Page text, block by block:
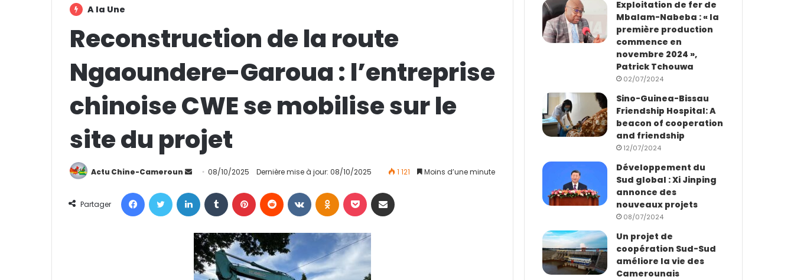
A la Une
Reconstruction de la route
Ngaoundere-Garoua : l’entreprise
chinoise CWE se mobilise sur le
site du projet
Actu Chine-Cameroun
o
r
u
08/10/2025 Dernière mise à jour: 08/10/2025 1 121 Moins d’une minute
Partager
Exploitation de fer de
Mbalam-Nabeba : « la
première production
commence en
novembre 2024 »,
Patrick Tchouwa
02/07/2024
Sino-Guinea-Bissau
Friendship Hospital: A
beacon of cooperation
and friendship
12/07/2024
Développement du
Sud global : Xi Jinping
annonce des
nouveaux projets
08/07/2024
Un projet de
coopération Sud-Sud
améliore la vie des
Camerounais